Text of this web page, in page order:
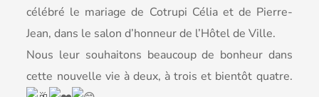
célébré le mariage de Cotrupi Célia et de Pierre-
Jean, dans le salon d’honneur de l’Hôtel de Ville.
Nous leur souhaitons beaucoup de bonheur dans
cette nouvelle vie à deux, à trois et bientôt quatre.